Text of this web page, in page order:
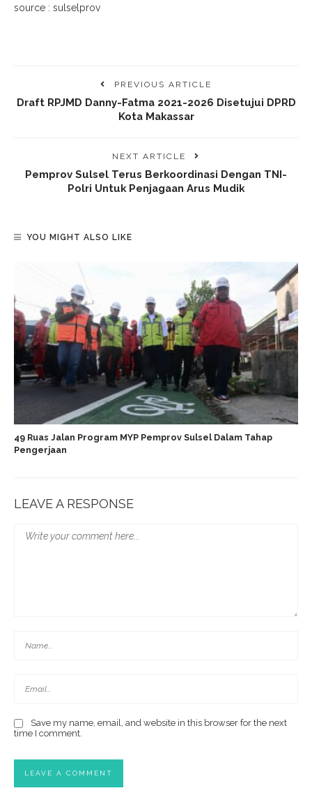
source : sulselprov
PREVIOUS ARTICLE
Draft RPJMD Danny-Fatma 2021-2026 Disetujui DPRD
Kota Makassar
NEXT ARTICLE
Pemprov Sulsel Terus Berkoordinasi Dengan TNI-
Polri Untuk Penjagaan Arus Mudik
YOU MIGHT ALSO LIKE
49 Ruas Jalan Program MYP Pemprov Sulsel Dalam Tahap
Pengerjaan
LEAVE A RESPONSE
Save my name, email, and website in this browser for the next
time I comment.